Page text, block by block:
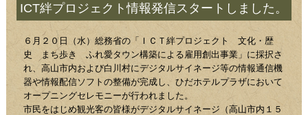
ICT絆プロジェクト情報発信スタートしました。
６月２０日（水）総務省の「ＩＣＴ絆プロジェクト 文化・歴
史 まち歩き ふれ愛タウン構築による雇用創出事業」に採択さ
れ、高山市内および白川村にデジタルサイネージ等の情報通信機
器や情報配信ソフトの整備が完成し、ひだホテルプラザにおいて
オープニングセレモニーが行われました。
市民をはじめ観光客の皆様がデジタルサイネージ（高山市内１５